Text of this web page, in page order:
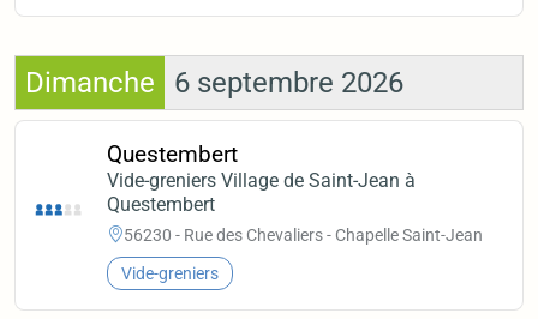
Dimanche 6 septembre 2026
Questembert
Vide-greniers Village de Saint-Jean à
Questembert
56230 - Rue des Chevaliers - Chapelle Saint-Jean
Vide-greniers